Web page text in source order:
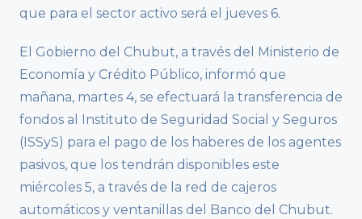
que para el sector activo será el jueves 6.
El Gobierno del Chubut, a través del Ministerio de
Economía y Crédito Público, informó que
mañana, martes 4, se efectuará la transferencia de
fondos al Instituto de Seguridad Social y Seguros
(ISSyS) para el pago de los haberes de los agentes
pasivos, que los tendrán disponibles este
miércoles 5, a través de la red de cajeros
automáticos y ventanillas del Banco del Chubut.